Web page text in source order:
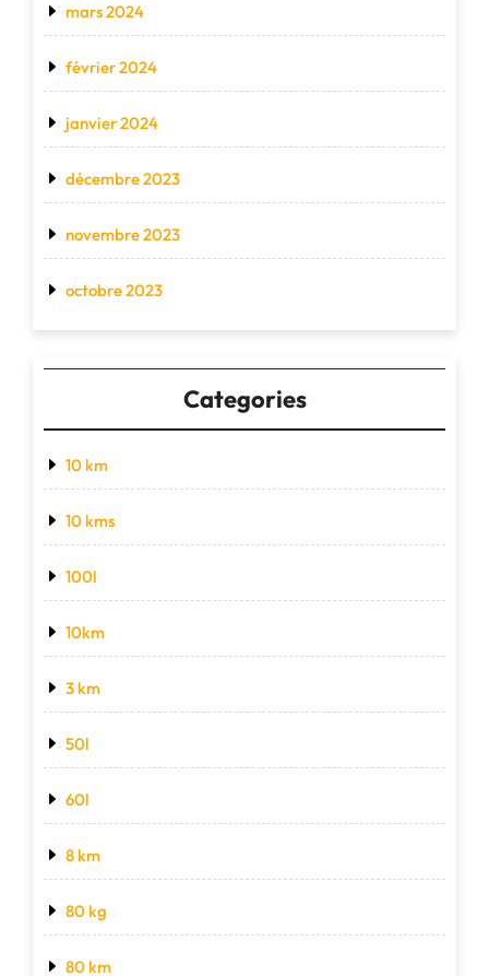
mars 2024
février 2024
janvier 2024
décembre 2023
novembre 2023
octobre 2023
Categories
10 km
10 kms
100l
10km
3 km
50l
60l
8 km
80 kg
80 km